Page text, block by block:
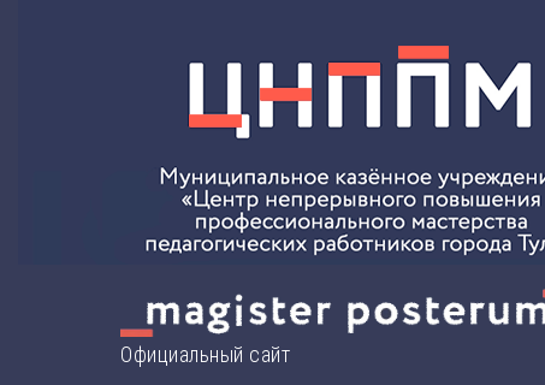
Официальный сайт